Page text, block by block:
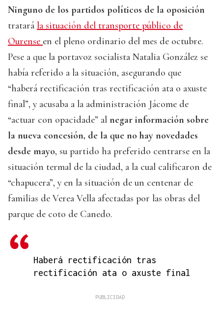
Ninguno de los partidos políticos de la oposición
tratará la situación del transporte público de
Ourense en el pleno ordinario del mes de octubre.
Pese a que la portavoz socialista Natalia González se
había referido a la situación, asegurando que
“haberá rectificación tras rectificación ata o axuste
final”, y acusaba a la administración Jácome de
“actuar con opacidade” al negar información sobre
la nueva concesión, de la que no hay novedades
desde mayo, su partido ha preferido centrarse en la
situación termal de la ciudad, a la cual calificaron de
“chapucera”, y en la situación de un centenar de
familias de Verea Vella afectadas por las obras del
parque de coto de Canedo.
Haberá rectificación tras
rectificación ata o axuste final